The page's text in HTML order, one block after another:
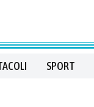
SPORT